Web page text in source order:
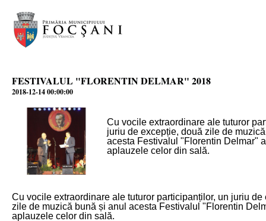
FESTIVALUL "FLORENTIN DELMAR" 2018
2018-12-14 00:00:00
Cu vocile extraordinare ale tuturor
juriu de excepție, două zile de
acesta Festivalul "Florentin Delmar"
aplauzele celor din sală.
Cu vocile extraordinare ale tuturor participanților, un juriu de
zile de muzică bună și anul acesta Festivalul "Florentin
aplauzele celor din sală.